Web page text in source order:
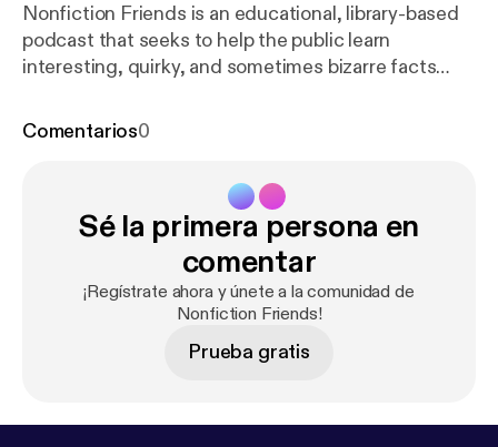
Nonfiction Friends is an educational, library-based
podcast that seeks to help the public learn
interesting, quirky, and sometimes bizarre facts
local library. This week, Josh and Rebecca are
http://www.osceolalibrary.org/
@NFFriendscast Facebook:
@OsceolaLibrarySystem Instagram: @osceolalibrary
Music credit: "Digital Lemonade" Kevin MacLeod
(incompetech.com) Licensed under Creative
creativecommons.org/licenses/by/3.0
Comentarios0
Sé la primera persona en
comentar
¡Regístrate ahora y únete a la comunidad de
Nonfiction Friends!
Prueba gratis